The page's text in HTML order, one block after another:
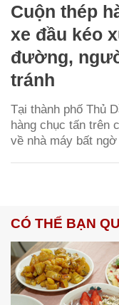
Cuộn thép
xe đầu kéo
đường,
tránh
Tại thành phố Thủ
hàng chục tấn trên
về nhà máy bất
CÓ THỂ BẠN